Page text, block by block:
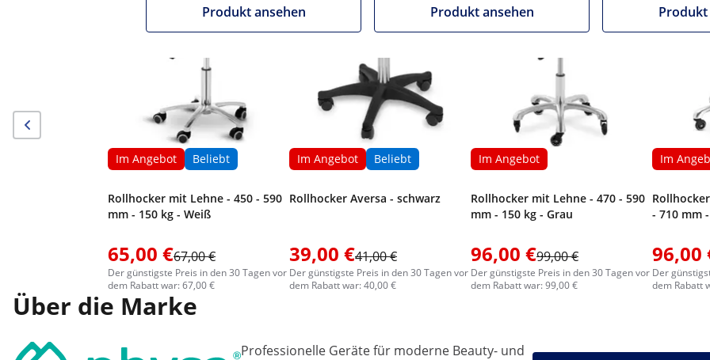
Produkt ansehen Produkt ansehen Produkt
Im Angebot Beliebt
Rollhocker mit Lehne - 450 - 590
mm - 150 kg - Weiß
65,00 €67,00 €
Der günstigste Preis in den 30 Tagen vor
dem Rabatt war: 67,00 €
Im Angebot Beliebt
Rollhocker Aversa - schwarz
39,00 €41,00 €
Der günstigste Preis in den 30 Tagen vor
dem Rabatt war: 40,00 €
Im Angebot
Rollhocker mit Lehne - 470 - 590
mm - 150 kg - Grau
96,00 €99,00 €
Der günstigste Preis in den 30 Tagen vor
dem Rabatt war: 99,00 €
Im
- 710 mm
96,00
Der
dem Rabatt
Über die Marke
Professionelle Geräte für moderne Beauty- und